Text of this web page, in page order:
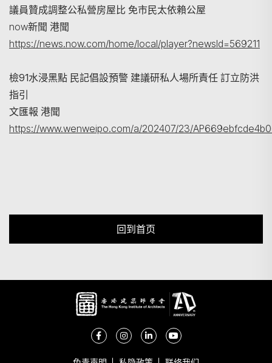
議員贊成調整公私營房屋比 免市民太依賴公屋
now新聞 港聞
https://news.now.com/home/local/player?newsId=569211
檢91水浸黑點 民記倡設預警 建議研私人場所責任 訂立防洪
指引
文匯報 港聞
https://www.wenweipo.com/a/202407/23/
回到首页